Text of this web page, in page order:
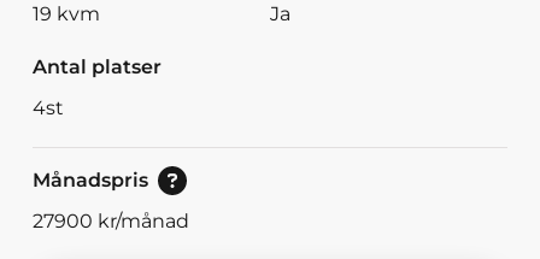
19 kvm Ja
Antal platser
4st
Månadspris
Pris vid bokning av 30<br/>eller mer dagar.
27900 kr/månad